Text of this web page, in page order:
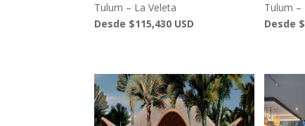
Tulum – La Veleta
Desde $115,430 USD
Tulum –
Desde